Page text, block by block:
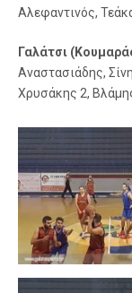
Αλεφαντινός,
Γαλάτσι
Αναστασιάδης,
Χρυσάκης 2,